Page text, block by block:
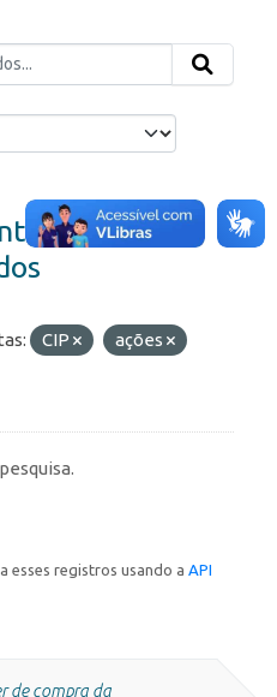
CIP ações
esses registros usando a API
de compra da